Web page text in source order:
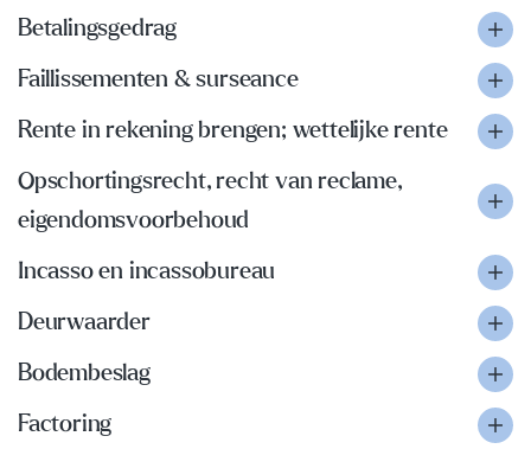
Betalingsgedrag
Faillissementen & surseance
Rente in rekening brengen; wettelijke rente
Opschortingsrecht, recht van reclame,
eigendomsvoorbehoud
Incasso en incassobureau
Deurwaarder
Bodembeslag
Factoring